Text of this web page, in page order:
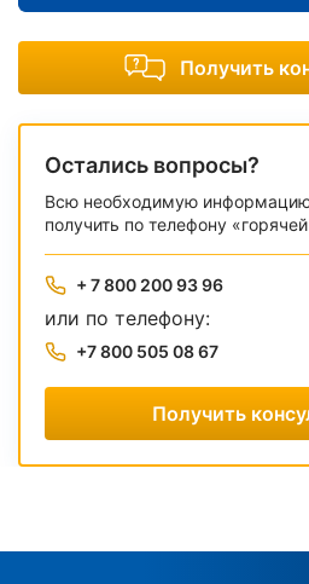
Получить
Остались вопросы?
Всю необходимую
получить по телефону
+ 7 800 200 93 96
или по телефону:
+7 800 505 08 67
Получить